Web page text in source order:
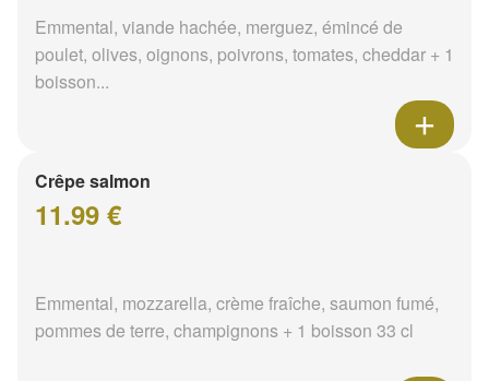
Emmental, viande hachée, merguez, émincé de
poulet, olives, oignons, poivrons, tomates, cheddar + 1
boisson...
Crêpe salmon
11.99 €
Emmental, mozzarella, crème fraîche, saumon fumé,
pommes de terre, champignons + 1 boisson 33 cl